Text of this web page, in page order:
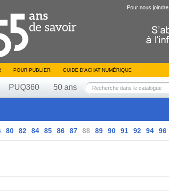
Pour nous joindre
POUR PUBLIER GUIDE D’ACHAT NUMÉRIQUE
PUQ360 50 ans
80 82 84 85 86 87 88 89 90 91 92 94 96